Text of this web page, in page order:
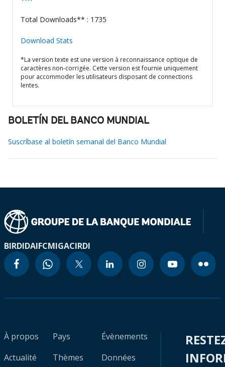
Total Downloads** : 1735
Download Stats
*La version texte est une version à reconnaissance optique de
caractères non-corrigée. Cette version est fournie uniquement
pour accommoder les utilisateurs disposant de connections
lentes.
BOLETÍN DEL BANCO MUNDIAL
Suscríbase al boletín semanal del Banco Mundial
BIRDIDAIFCMIGACIRDI
À propos
Actualité
Pays
Thèmes
Évènements
Données